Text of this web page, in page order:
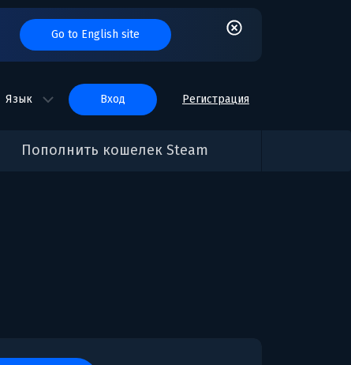
Go to English site
Язык вход Регистрация
Пополнить кошелек Steam